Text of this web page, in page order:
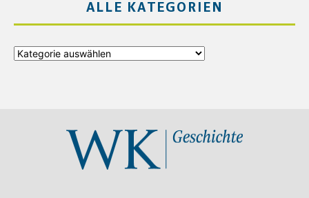
ALLE KATEGORIEN
Alle